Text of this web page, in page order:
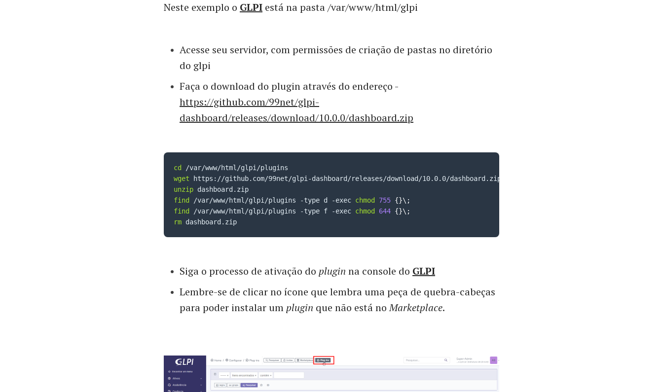
Neste exemplo o GLPI está na pasta /var/www/html/glpi
Acesse seu servidor, com permissões de criação de pastas no diretório
do glpi
Faça o download do plugin através do endereço -
https://github.com/99net/glpi-
dashboard/releases/download/10.0.0/dashboard.zip
cd
wget
unzip
find
/var/www/html/glpi/plugins -type d -exec chmod 755 {}\ ;
find
/var/www/html/glpi/plugins -type f -exec chmod 644 {}\ ;
rm dashboard.zip
Siga o processo de ativação do plugin na console do GLPI
Lembre-se de clicar no ícone que lembra uma peça de quebra-cabeças
para poder instalar umplugin que não está noMarketplace.